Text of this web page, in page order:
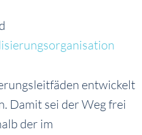
entwickelt
Damit sei der Weg frei
der im